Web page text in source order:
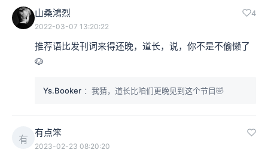
山桑鴻烈 4
2022-03-07 13:20:22
推荐语比发刊词来得还晚，道长，说，你不是不偷懒了
🐶
Ys.Booker ：我猜，道长比咱们更晚见到这个节目🤣
有
有点笨
2023-02-23 08:20:20